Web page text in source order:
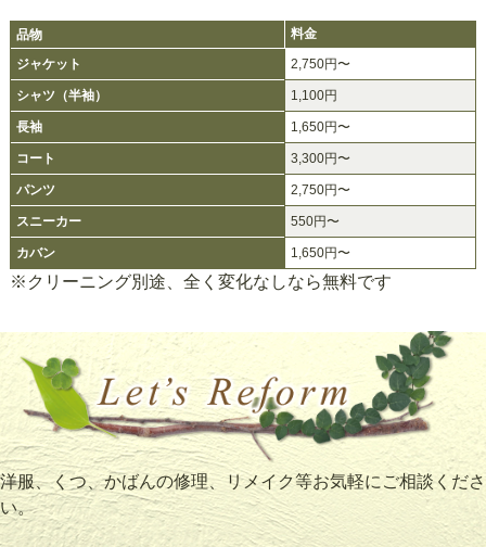
品物
料金
ジャケット
2,750円〜
シャツ（半袖） 1,100円
長袖 1,650円〜
コート 3,300円〜
パンツ 2,750円〜
スニーカー 550円〜
カバン 1,650円〜
※クリーニング別途、全く変化なしなら無料です
洋服、くつ、かばんの修理、リメイク等お気軽にご相談くださ
い。